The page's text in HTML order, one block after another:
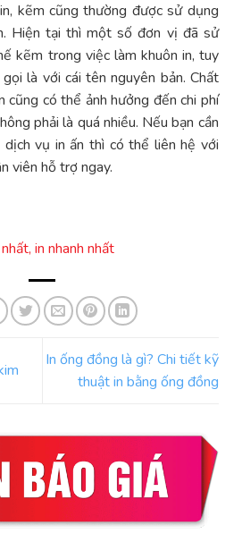
kẽm cũng thường được sử dụng
Hiện tại thì một số đơn vị đã sử
kẽm trong việc làm khuôn in, tuy
là với cái tên nguyên bản. Chất
cũng có thể ảnh hưởng đến chi phí
phải là quá nhiều. Nếu bạn cần
vụ in ấn thì có thể liên hệ với
viên hỗ trợ ngay.
in nhanh nhất
In ống đồng là gì? Chi tiết kỹ
thuật in bằng ống đồng